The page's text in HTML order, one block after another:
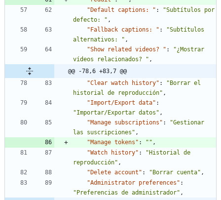
"Default captions: " :
"Subtítulos por
defecto: " ,
"Fallback captions: " :
"Subtítulos
alternativos: " ,
"Show related videos? " :
"¿Mostrar
vídeos relacionados? " ,
@@ -78,6 +83,7 @@
"Clear watch history" :
"Borrar el
historial de reproducción" ,
"Import/Export data" :
"Importar/Exportar datos" ,
"Manage subscriptions" :
"Gestionar
las suscripciones" ,
"Manage tokens" : "" ,
"Watch history" :
"Historial de
reproducción" ,
"Delete account" : "Borrar cuenta" ,
"Administrator preferences" :
"Preferencias de administrador" ,